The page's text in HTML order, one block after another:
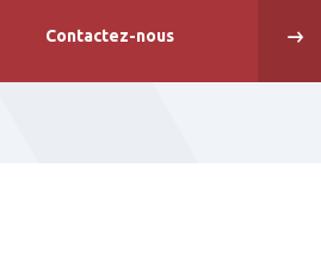
Contactez-nous